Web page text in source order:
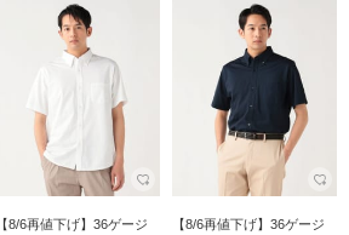
【8/6再値下げ】36ゲージ
【8/6再値下げ】36ゲージ